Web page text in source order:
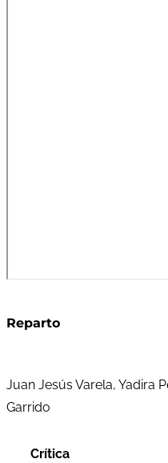
Reparto
Juan Jesús Varela, Yadira
Garrido
Crítica